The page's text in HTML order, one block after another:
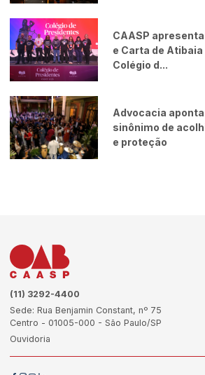
CAASP
e Carta de
Colégio d...
Advocacia
sinônimo de
e proteção
(11) 3292-4400
Sede: Rua Benjamin Constant, nº 75
Centro - 01005-000 - São Paulo/SP
Ouvidoria